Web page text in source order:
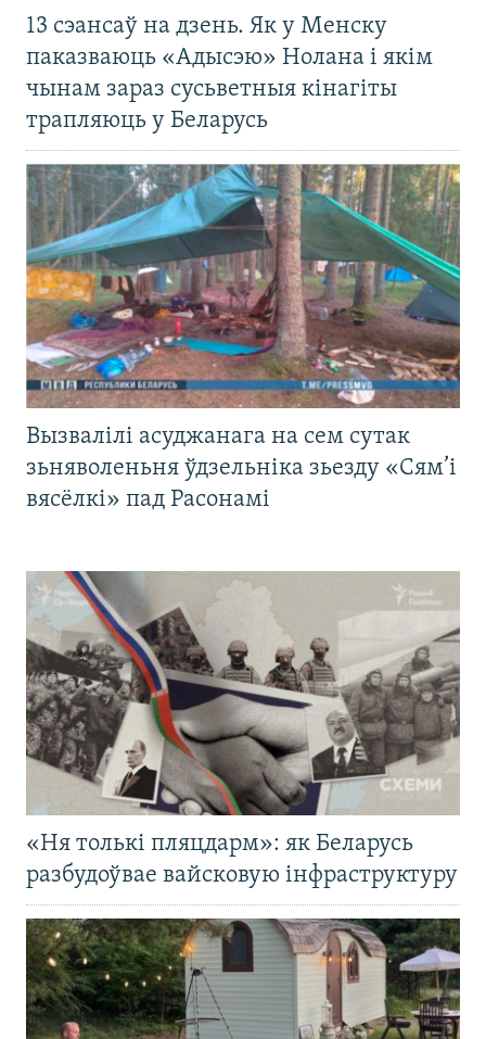
13 сэансаў на дзень. Як у Менску
паказваюць «Адысэю» Нолана і якім
чынам зараз сусьветныя кінагіты
трапляюць у Беларусь
Вызвалілі асуджанага на сем сутак
зьняволеньня ўдзельніка зьезду «Сям’і
вясёлкі» пад Расонамі
«Ня толькі пляцдарм»: як Беларусь
разбудоўвае вайсковую інфраструктуру